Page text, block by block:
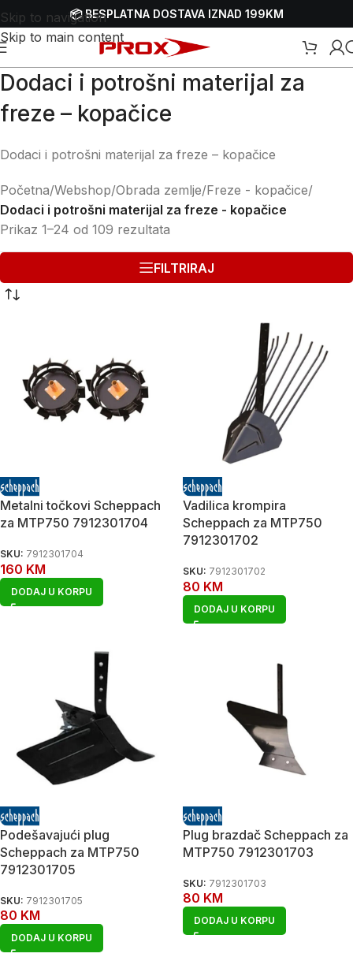
Skip to navigation
Skip to main content
📦 BESPLATNA DOSTAVA IZNAD 199KM
Dodaci i potrošni materijal za
freze – kopačice
Dodaci i potrošni materijal za freze – kopačice
Početna/Webshop/Obrada zemlje/Freze - kopačice/
Dodaci i potrošni materijal za freze - kopačice
Prikaz 1–24 od 109 rezultata
FILTRIRAJ
Metalni točkovi Scheppach
za MTP750 7912301704
SKU: 7912301704
160 KM
DODAJ U KORPU
Vadilica krompira
Scheppach za MTP750
7912301702
SKU: 7912301702
80 KM
DODAJ U KORPU
Podešavajući plug
Scheppach za MTP750
7912301705
SKU: 7912301705
80 KM
DODAJ U KORPU
Plug brazdač Scheppach za
MTP750 7912301703
SKU: 7912301703
80 KM
DODAJ U KORPU